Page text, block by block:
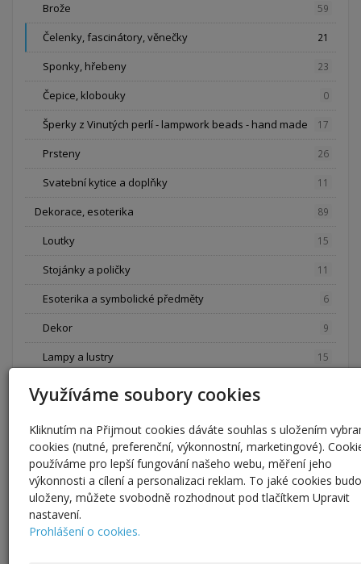
Brože 59
Čelenky, fascinátory, věnečky 21
Sponky, hřebeny 23
Čepice, klobouky 0
Šperky z Vinutých perlí - lampwork beads - hand made 17
Prsteny 26
Svatební kytice a doplňky 11
Dekorace, esoterika 89
Loutky 15
Stojánky a poličky 11
Esoterika a symbolické předměty 6
Dekor 9
Lampy a lustry 15
Hodiny
Nábytek 1
Oděvy a oděvní doplňky, svatba
Kabelky a tašky 1
Svatební šaty, ozdoby a kytice
Využíváme soubory cookies
Kliknutím na Přijmout cookies dáváte souhlas s uložením
cookies (nutné, preferenční, výkonnostní, marketingové).
používáme pro lepší fungování našeho webu, měření jeho
výkonnosti a cílení a personalizaci reklam. To jaké cookies
uloženy, můžete svobodně rozhodnout pod tlačítkem Upravit
nastavení.
Prohlášení o cookies.